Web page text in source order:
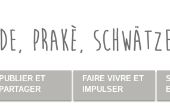
PUBLIER ET
PARTAGER
FAIRE VIVRE ET
IMPULSER